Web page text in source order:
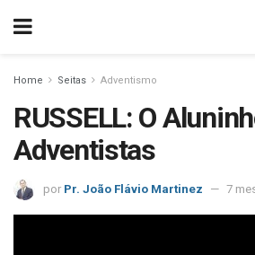
Home Seitas Adventismo
RUSSELL: O
Adventistas
por Pr. João Flávio Martinez 7